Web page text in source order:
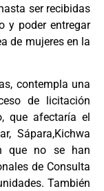
ser recibidas
y poder entregar
de mujeres en la
contempla una
de licitación
que afectaría el
Sápara,Kichwa
que no se han
de Consulta
También